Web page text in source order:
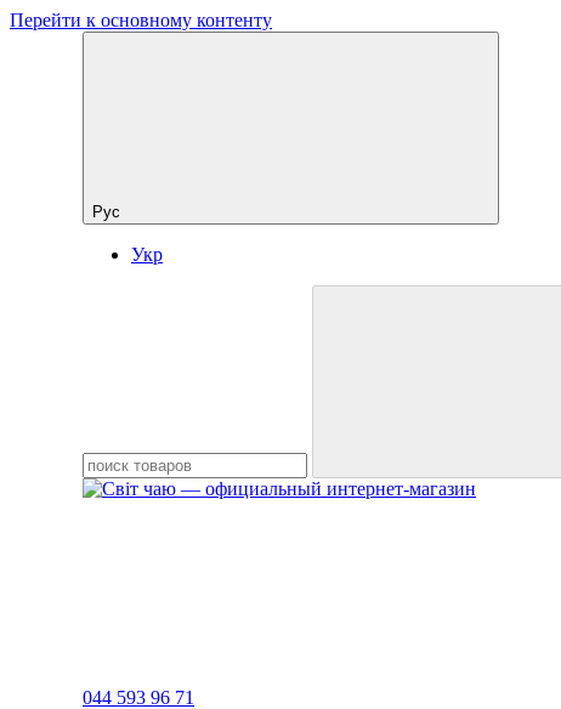
Перейти к основному контенту
Рус
Укр
044 593 96 71